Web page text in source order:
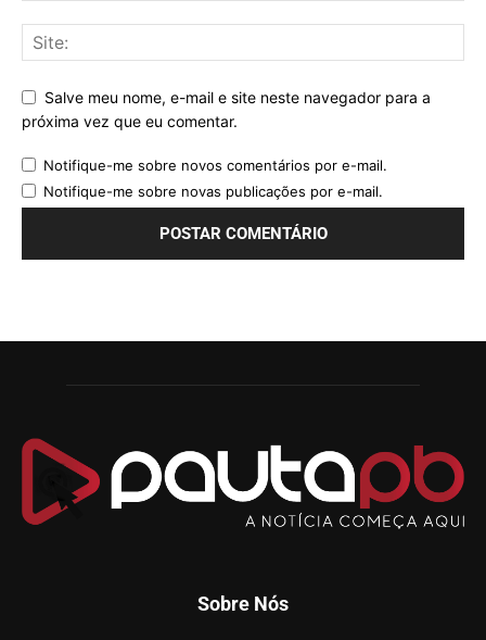
Salve meu nome, e-mail e site neste navegador para a
próxima vez que eu comentar.
Notifique-me sobre novos comentários por e-mail.
Notifique-me sobre novas publicações por e-mail.
Sobre Nós